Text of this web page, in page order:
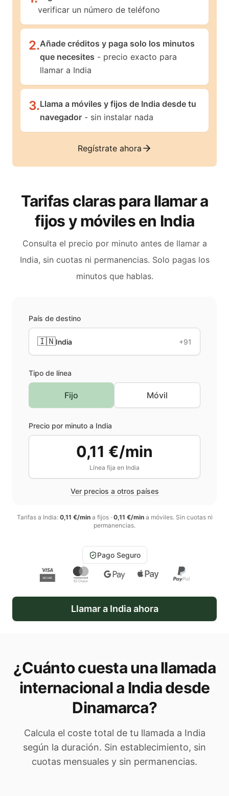
verificar un número de teléfono
2.Añade créditos y paga solo los minutos
que necesites - precio exacto para
llamar a India
3.Llama a móviles y fijos de India desde tu
navegador - sin instalar nada
Regístrate ahora
Tarifas claras para llamar a
fijos y móviles en India
Consulta el precio por minuto antes de llamar a
India, sin cuotas ni permanencias. Solo pagas los
minutos que hablas.
País de destino
🇮🇳India +91
Tipo de línea
Fijo Móvil
Precio por minuto a India
0,11 €/min
Línea fija en India
Ver precios a otros países
Tarifas a India: 0,11 €/mina fijos· 0,11 €/mina móviles. Sin cuotas ni
permanencias.
Pago Seguro
Llamar a Indiaahora
¿Cuánto cuesta una llamada
internacional a Indiadesde
Dinamarca?
Calcula el coste total de tu llamada a India
según la duración. Sin establecimiento, sin
cuotas mensuales y sin permanencias.